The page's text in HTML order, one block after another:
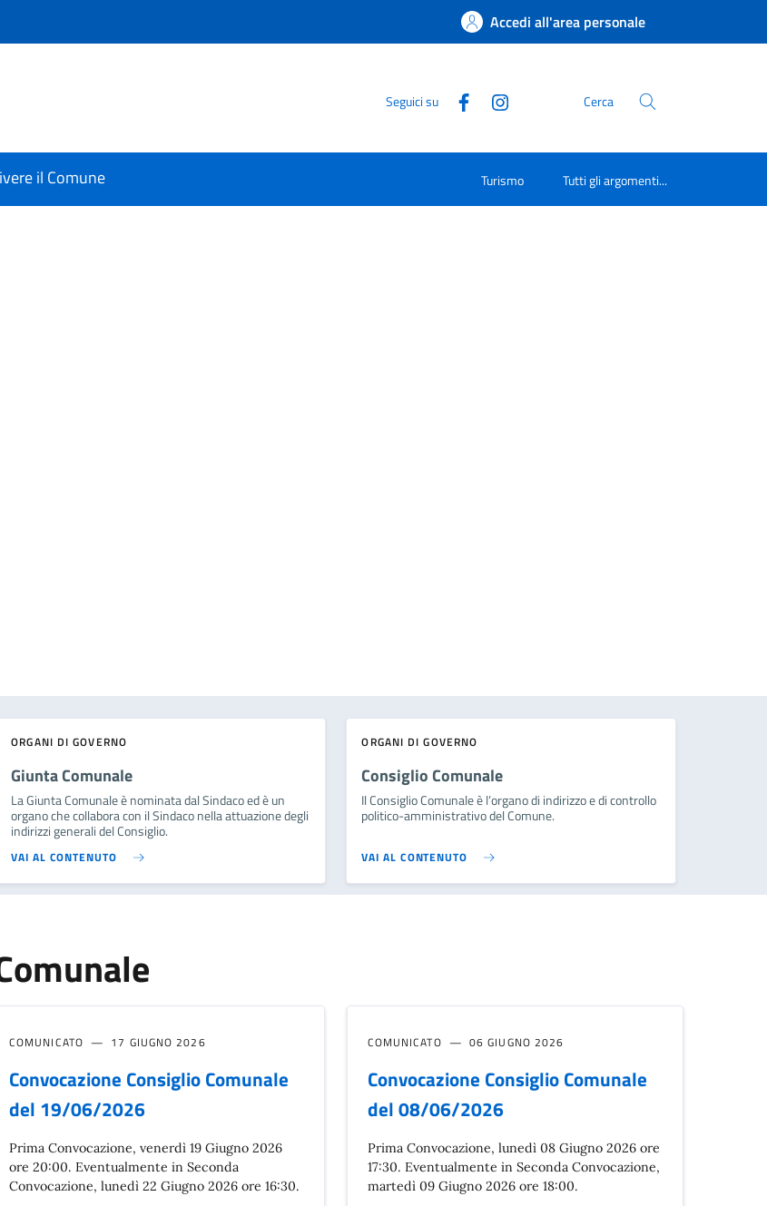
Accedi all'area personale
Seguici su Cerca
il Comune Turismo Tutti gli argomenti...
ORGANI DI GOVERNO
Giunta Comunale
La Giunta Comunale è nominata dal Sindaco ed è un
organo che collabora con il Sindaco nella attuazione degli
indirizzi generali del Consiglio.
VAI AL CONTENUTO
ORGANI DI GOVERNO
Consiglio Comunale
Il Consiglio Comunale è l’organo di indirizzo e di controllo
politico-amministrativo del Comune.
VAI AL CONTENUTO
COMUNICATO 17 GIUGNO 2026
Convocazione Consiglio Comunale
del 19/06/2026
Prima Convocazione, venerdì 19 Giugno 2026
ore 20:00. Eventualmente in Seconda
Convocazione, lunedì 22 Giugno 2026 ore 16:30.
COMUNICATO 06 GIUGNO 2026
Convocazione Consiglio Comunale
del 08/06/2026
Prima Convocazione, lunedì 08 Giugno 2026 ore
17:30. Eventualmente in Seconda Convocazione,
martedì 09 Giugno 2026 ore 18:00.